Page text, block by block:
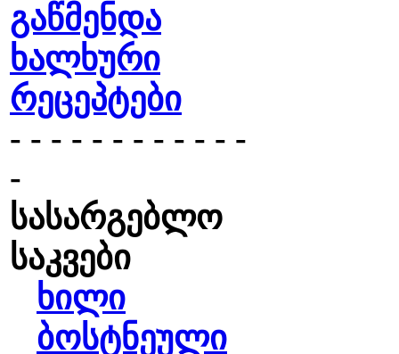
გაწმენდა
ხალხური
რეცეპტები
- - - - - - - - - - - -
-
სასარგებლო
საკვები
ხილი
ბოსტნეული